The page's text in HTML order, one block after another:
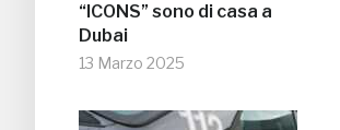
“ICONS” sono di casa a
Dubai
13 Marzo 2025